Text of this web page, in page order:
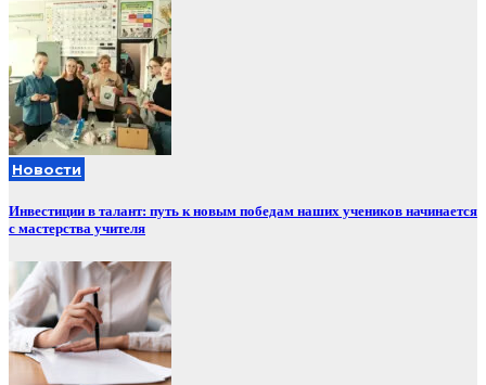
Новости
Инвестиции в талант: путь к новым победам наших учеников начинается
с мастерства учителя